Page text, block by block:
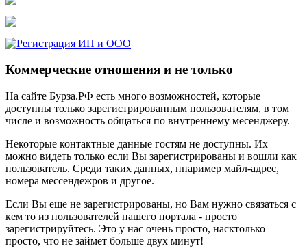
Коммерческие отношения и не только
На сайте Бурза.РФ есть много возможностей, которые
доступны только зарегистрированным пользователям, в том
числе и возможность общаться по внутреннему месенджеру.
Некоторые контактные данные гостям не доступны. Их
можно видеть только если Вы зарегистрированы и вошли как
пользователь. Среди таких данных, нпаример майл-адрес,
номера мессендежров и другое.
Если Вы еще не зарегистрированы, но Вам нужно связаться с
кем то из пользователей нашего портала - просто
зарегистрируйтесь. Это у нас очень просто, насктолько
просто, что не займет больше двух минут!